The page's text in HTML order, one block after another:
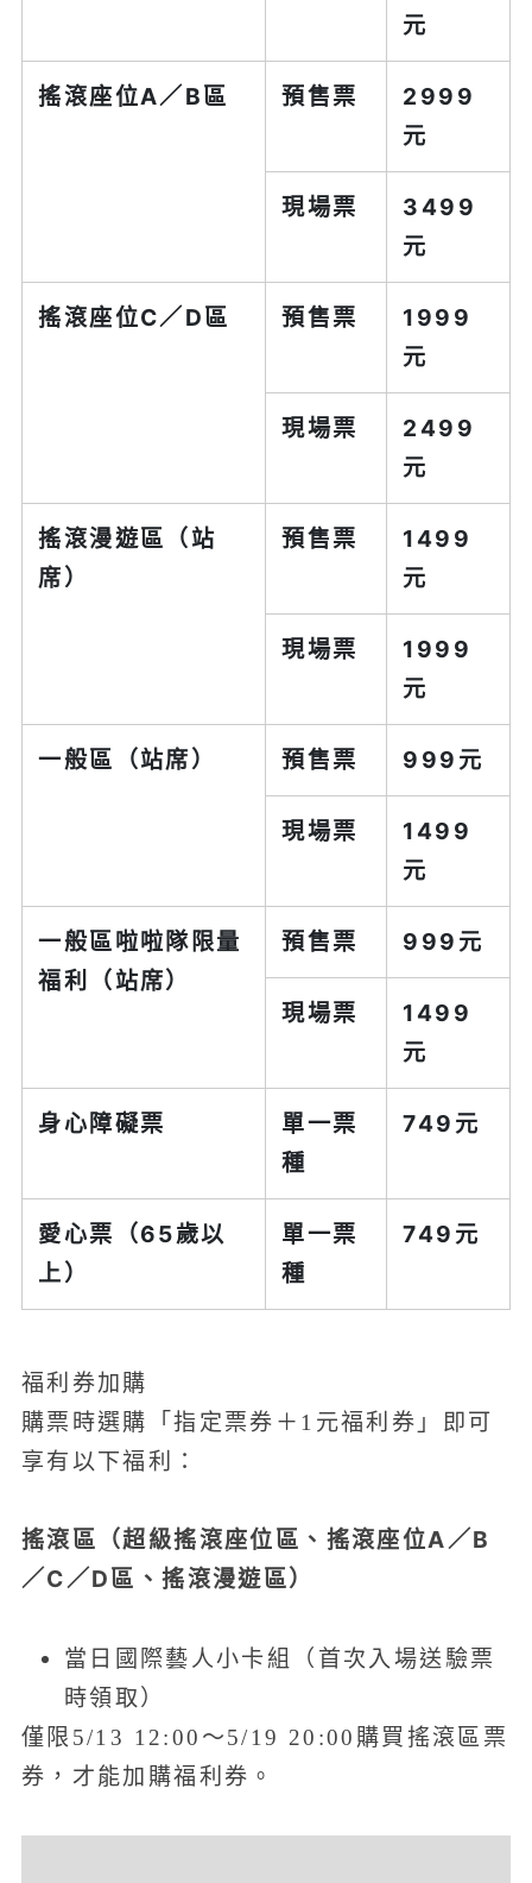
元
搖滾座位A／B區 預售票
2999
元
現場票
3499
元
搖滾座位C／D區 預售票
1999
元
現場票
2499
元
搖滾漫遊區（站
席）
預售票
1499
元
現場票
1999
元
一般區（站席） 預售票 999元
現場票
1499
元
一般區啦啦隊限量
福利（站席）
預售票 999元
現場票
1499
元
身心障礙票
單一票
種
749元
愛心票（65歲以
上）
單一票
種
749元
福利券加購
購票時選購「指定票券＋1元福利券」即可
享有以下福利：
搖滾區（超級搖滾座位區、搖滾座位A／B
／C／D區、搖滾漫遊區）
當日國際藝人小卡組（首次入場送驗票
時領取）
僅限5/13 12:00～5/19 20:00購買搖滾區票
券，才能加購福利券。